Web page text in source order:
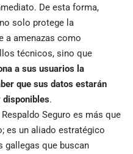
De esta forma,
solo protege la
a amenazas como
técnicos, sino que
a sus usuarios la
que sus datos estarán
.
Seguro es más que
es un aliado estratégico
gallegas que buscan